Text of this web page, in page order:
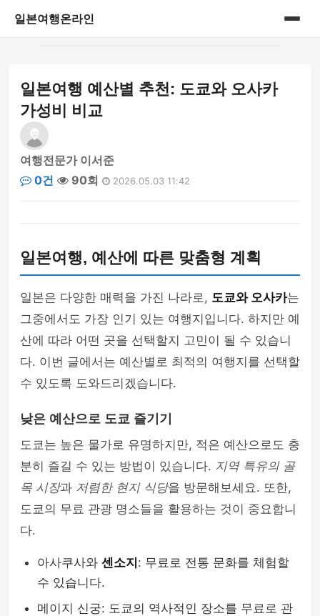
일본여행온라인
게시판
일본여행 예산별 추천: 도쿄와 오사카
가성비 비교
여행전문가 이서준
0건
90회 2026.05.03 11:42
일본여행, 예산에 따른 맞춤형 계획
일본은 다양한 매력을 가진 나라로, 도쿄와 오사카는
그중에서도 가장 인기 있는 여행지입니다. 하지만 예
산에 따라 어떤 곳을 선택할지 고민이 될 수 있습니
다. 이번 글에서는 예산별로 최적의 여행지를 선택할
수 있도록 도와드리겠습니다.
낮은 예산으로 도쿄 즐기기
도쿄는 높은 물가로 유명하지만, 적은 예산으로도 충
분히 즐길 수 있는 방법이 있습니다. 지역 특유의 골
목 시장과 저렴한 현지 식당을 방문해보세요. 또한,
도쿄의 무료 관광 명소들을 활용하는 것이 중요합니
다.
아사쿠사와 센소지 : 무료로 전통 문화를 체험할
수 있습니다.
메이지 신궁: 도쿄의 역사적인 장소를 무료로 관